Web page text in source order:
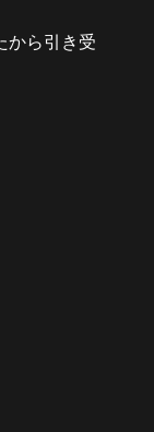
から引き受